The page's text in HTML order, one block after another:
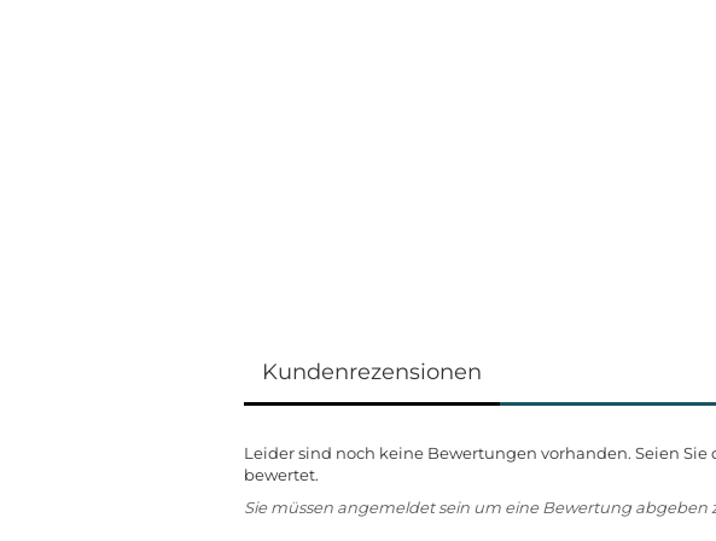
Kundenrezensionen
Leider sind noch keine Bewertungen vorhanden. Seien Sie
bewertet.
Sie müssen angemeldet sein um eine Bewertung abgeben